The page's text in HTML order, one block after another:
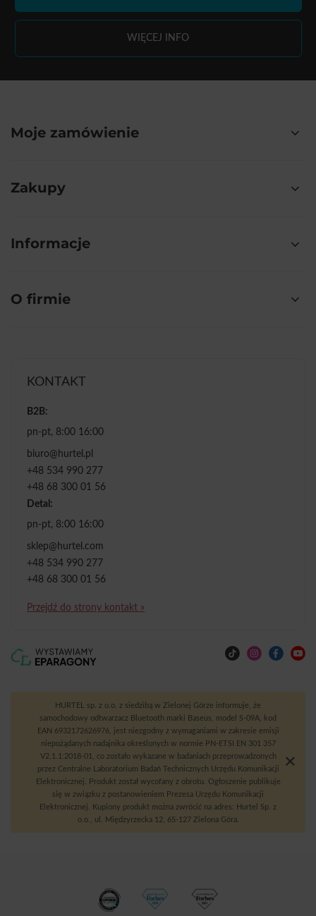
WIĘCEJ INFO
Moje zamówienie
Zakupy
Informacje
O firmie
KONTAKT
B2B:
pn-pt, 8:00 16:00
biuro@hurtel.pl
+48 534 990 277
+48 68 300 01 56
Detal:
pn-pt, 8:00 16:00
sklep@hurtel.com
+48 534 990 277
+48 68 300 01 56
Przejdź do strony kontakt »
HURTEL sp. z o.o. z siedzibą w Zielonej Górze informuje, że
samochodowy odtwarzacz Bluetooth marki Baseus, model S-09A, kod
EAN 6932172626976, jest niezgodny z wymaganiami w zakresie emisji
niepożądanych nadajnika określonych w normie PN-ETSI EN 301 357
V2.1.1:2018-01, co zostało wykazane w badaniach przeprowadzonych
przez Centralne Laboratorium Badań Technicznych Urzędu Komunikacji
Elektronicznej. Produkt został wycofany z obrotu. Ogłoszenie publikuje
się w związku z postanowieniem Prezesa Urzędu Komunikacji
Elektronicznej. Kupiony produkt można zwrócić na adres: Hurtel Sp. z
o.o., ul. Międzyrzecka 12, 65-127 Zielona Góra.